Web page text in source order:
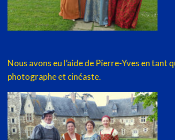
Nous avons eu l’aide de Pierre-Yves en tant
photographe et cinéaste.